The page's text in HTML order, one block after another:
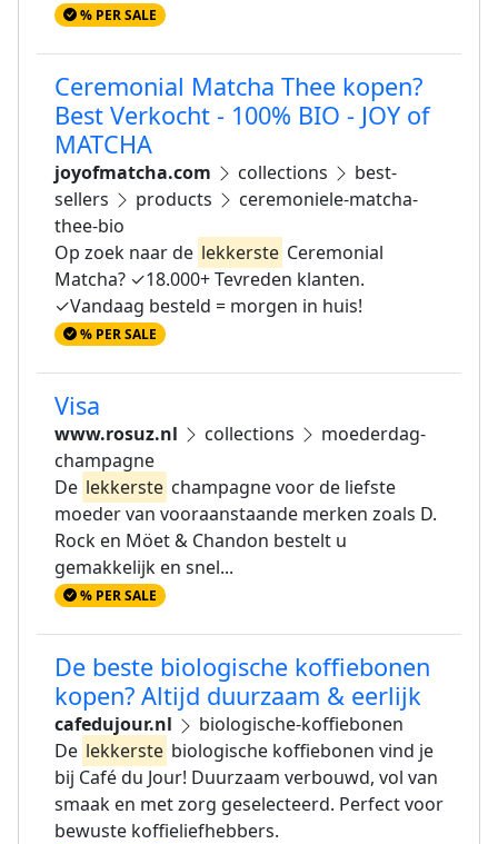
% PER SALE
Ceremonial Matcha Thee kopen?
Best Verkocht - 100% BIO - JOY of
MATCHA
joyofmatcha.com collections
best-
sellers
products
ceremoniele-matcha-
thee-bio
Op zoek naar de lekkerste Ceremonial
Matcha? ✓18.000+ Tevreden klanten.
✓Vandaag besteld = morgen in huis!
% PER SALE
Visa
www.rosuz.nl collections
moederdag-
champagne
De lekkerste champagne voor de liefste
moeder van vooraanstaande merken zoals D.
Rock en Möet & Chandon bestelt u
gemakkelijk en snel...
% PER SALE
De beste biologische koffiebonen
kopen? Altijd duurzaam & eerlijk
cafedujour.nl
biologische-koffiebonen
De lekkerste biologische koffiebonen vind je
bij Café du Jour! Duurzaam verbouwd, vol van
smaak en met zorg geselecteerd. Perfect voor
bewuste koffieliefhebbers.